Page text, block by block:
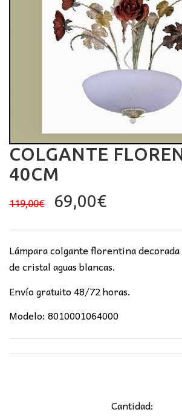
COLGANTE
40CM
119,00€
El
original
era:
119,00€.
69,00€El
actual
es:
69,00€.
Lámpara colgante florentina
de cristal aguas blancas.
Envío gratuito 48/72 horas.
Modelo: 8010001064000
Cantidad: